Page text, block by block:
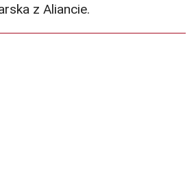
z Aliancie.